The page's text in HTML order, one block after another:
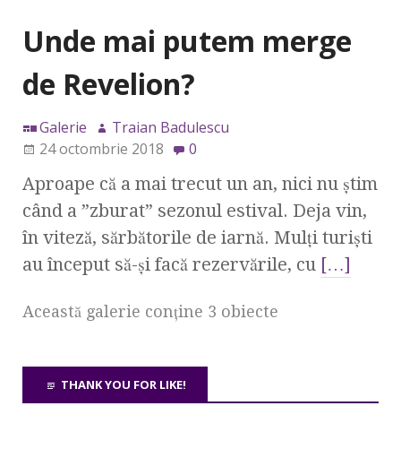
Unde mai putem merge
de Revelion?
Galerie
Traian Badulescu
24 octombrie 2018
0
Aproape că a mai trecut un an, nici nu știm
când a ”zburat” sezonul estival. Deja vin,
în viteză, sărbătorile de iarnă. Mulți turiști
au început să-și facă rezervările, cu […]
Această galerie conţine 3 obiecte
THANK YOU FOR LIKE!